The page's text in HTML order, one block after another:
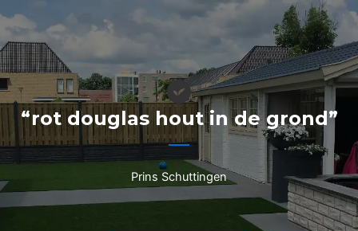
naar
de
inhoud
“rot douglas hout in de grond”
Prins Schuttingen